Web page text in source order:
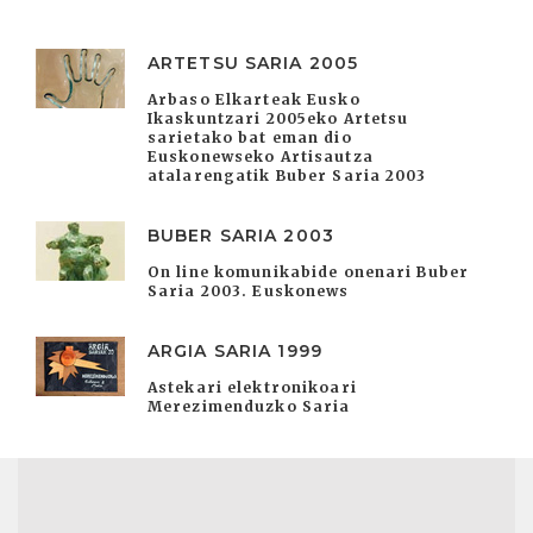
ARTETSU SARIA 2005
Arbaso Elkarteak Eusko
Ikaskuntzari 2005eko Artetsu
sarietako bat eman dio
Euskonewseko Artisautza
atalarengatik Buber Saria 2003
BUBER SARIA 2003
On line komunikabide onenari Buber
Saria 2003. Euskonews
ARGIA SARIA 1999
Astekari elektronikoari
Merezimenduzko Saria